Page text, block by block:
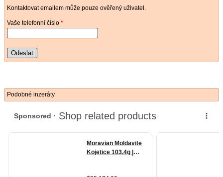
Kontaktovat emailem může pouze ověřený uživatel.
Vaše telefonní číslo *
Odeslat
Podobné inzeráty